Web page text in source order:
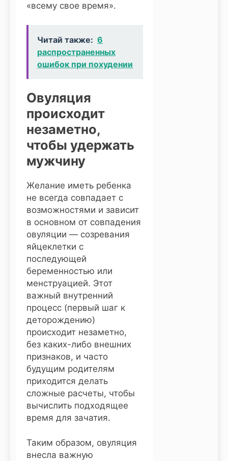
«всему свое время».
Читай также: 6
распространенных
ошибок при похудении
Овуляция
происходит
незаметно,
чтобы удержать
мужчину
Желание иметь ребенка
не всегда совпадает с
возможностями и зависит
в основном от совпадения
овуляции — созревания
яйцеклетки с
последующей
беременностью или
менструацией. Этот
важный внутренний
процесс (первый шаг к
деторождению)
происходит незаметно,
без каких-либо внешних
признаков, и часто
будущим родителям
приходится делать
сложные расчеты, чтобы
вычислить подходящее
время для зачатия.
Таким образом, овуляция
внесла важную